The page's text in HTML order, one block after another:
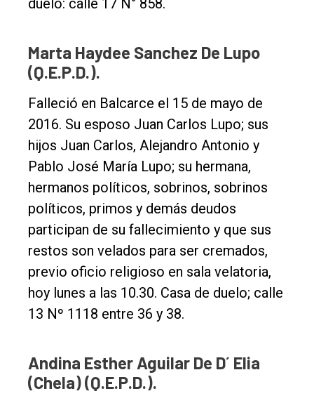
Marta Haydee Sanchez De Lupo
(Q.E.P.D.).
Falleció en Balcarce el 15 de mayo de
2016. Su esposo Juan Carlos Lupo; sus
hijos Juan Carlos, Alejandro Antonio y
Pablo José María Lupo; su hermana,
hermanos políticos, sobrinos, sobrinos
políticos, primos y demás deudos
participan de su fallecimiento y que sus
restos son velados para ser cremados,
previo oficio religioso en sala velatoria,
hoy lunes a las 10.30. Casa de duelo; calle
13 Nº 1118 entre 36 y 38.
Andina Esther Aguilar De D´ Elia
(Chela) (Q.E.P.D.).